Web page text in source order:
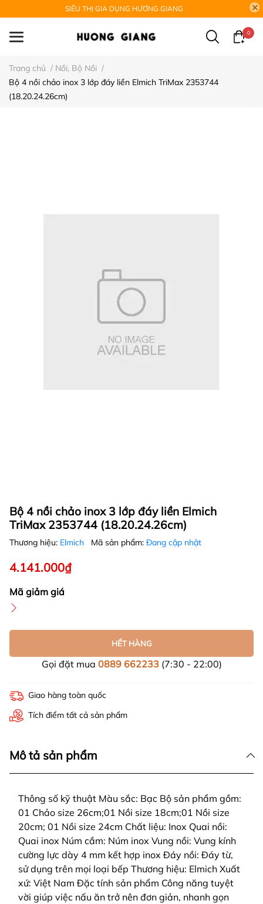
SIÊU THỊ GIA DỤNG HƯƠNG GIANG
0
Trang chủ / Nồi, Bộ Nồi /
Bộ 4 nồi chảo inox 3 lớp đáy liền Elmich TriMax 2353744
(18.20.24.26cm)
Bộ 4 nồi chảo inox 3 lớp đáy liền Elmich
TriMax 2353744 (18.20.24.26cm)
Thương hiệu: Elmich Mã sản phẩm: Đang cập nhật
4.141.000₫
Mã giảm giá
HẾT HÀNG
Gọi đặt mua 0889 662233(7:30 - 22:00)
Giao hàng toàn quốc
Tích điểm tất cả sản phẩm
Mô tả sản phẩm
Thông số kỹ thuật Màu sắc: Bạc Bộ sản phẩm gồm:
01 Chảo size 26cm;01 Nồi size 18cm;01 Nồi size
20cm; 01 Nồi size 24cm Chất liệu: Inox Quai nồi:
Quai inox Núm cầm: Núm inox Vung nồi: Vung kính
cường lực dày 4 mm kết hợp inox Đáy nồi: Đáy từ,
sử dụng trên mọi loại bếp Thương hiệu: Elmich Xuất
xứ: Việt Nam Đặc tính sản phẩm Công năng tuyệt
vời giúp việc nấu ăn trở nên đơn giản, nhanh gọn